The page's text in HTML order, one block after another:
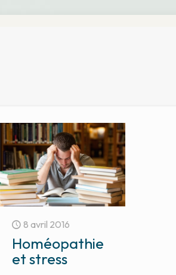
8 avril 2016
Homéopathie
et stress